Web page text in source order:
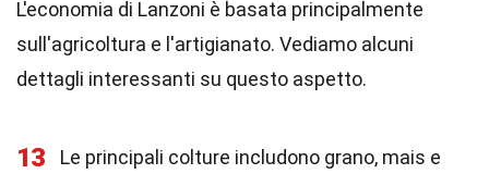
L'economia di Lanzoni è basata principalmente
sull'agricoltura e l'artigianato. Vediamo alcuni
dettagli interessanti su questo aspetto.
13
Le principali colture includono grano, mais e